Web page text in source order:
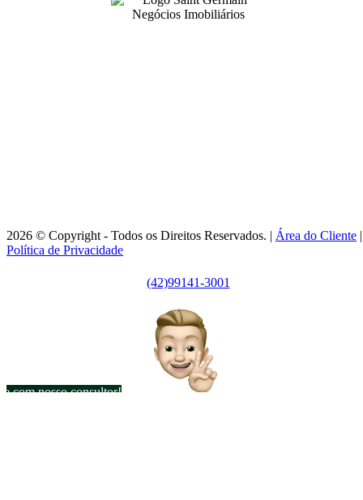
2026 © Copyright - Todos os Direitos Reservados. | Área do Cliente |
Política de Privacidade
(42)99141-3001
com nosso consultor!